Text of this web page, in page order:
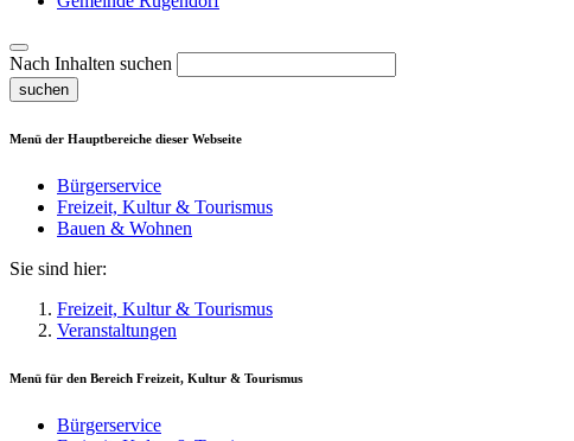
Nach Inhalten suchen
suchen
Menü der Hauptbereiche dieser Webseite
Bürgerservice
Freizeit, Kultur & Tourismus
Bauen & Wohnen
Sie sind hier:
Freizeit, Kultur & Tourismus
Veranstaltungen
Menü für den Bereich Freizeit, Kultur & Tourismus
Bürgerservice